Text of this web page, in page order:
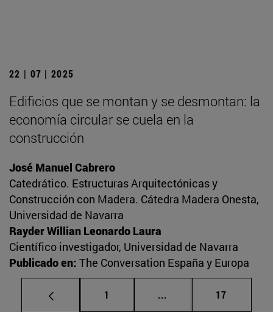
22 | 07 | 2025
Edificios que se montan y se desmontan: la
economía circular se cuela en la
construcción
José Manuel Cabrero
Catedrático. Estructuras Arquitectónicas y
Construcción con Madera. Cátedra Madera Onesta,
Universidad de Navarra
Rayder Willian Leonardo Laura
Científico investigador, Universidad de Navarra
Publicado en: The Conversation España y Europa
Página
1 ... Páginas intermedias
Página
17